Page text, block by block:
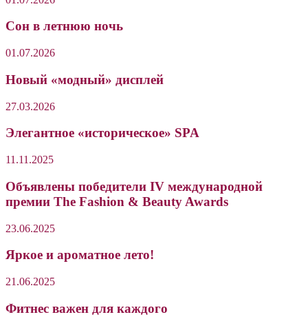
Сон в летнюю ночь
01.07.2026
Новый «модный» дисплей
27.03.2026
Элегантное «историческое» SPA
11.11.2025
Объявлены победители IV международной
премии The Fashion & Beauty Awards
23.06.2025
Яркое и ароматное лето!
21.06.2025
Фитнес важен для каждого